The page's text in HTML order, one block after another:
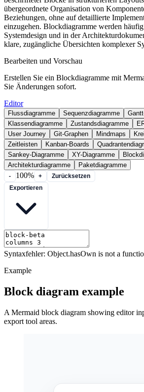
übergeordnete Organisation von
Beziehungen, ohne auf detaillierte
einzugehen. Blockdiagramme werden
Systemdesign und in der
klare, zugängliche Übersichten komplexer
Bearbeiten und Vorschau
Erstellen Sie ein Blockdiagramme mit
Sie Änderungen sofort.
Editor
Flussdiagramme Sequenzdiagramme
Klassendiagramme
Zustandsdiagramme
User Journey
Git-Graphen Mindmaps
Zeitleisten
Kanban-Boards
Sankey-Diagramme
XY-Diagramme
Architekturdiagramme
Paketdiagramme
- 100% +
Zurücksetzen
Syntaxfehler: Object.hasOwn is not a
Example
Block diagram example
A Mermaid block diagram showing editor
export tool areas.